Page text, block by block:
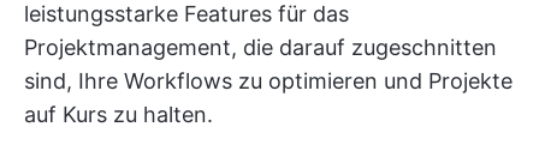
leistungsstarke Features für das
Projektmanagement, die darauf zugeschnitten
sind, Ihre Workflows zu optimieren und Projekte
auf Kurs zu halten.